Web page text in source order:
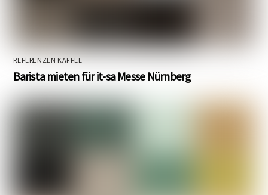
REFERENZEN KAFFEE
Barista mieten für it-sa Messe Nürnberg